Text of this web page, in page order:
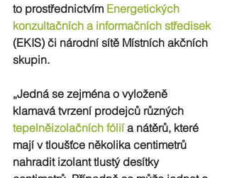
to prostřednictvím Energetických
konzultačních a informačních středisek
(EKIS) či národní sítě Místních akčních
skupin.
„Jedná se zejména o vyloženě
klamavá tvrzení prodejců různých
tepelněizolačních fólií a nátěrů, které
mají v tloušťce několika centimetrů
nahradit izolant tlustý desítky